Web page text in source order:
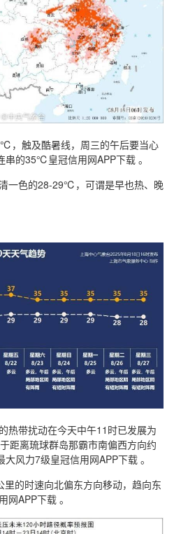
，触及酷暑线，周三的午后要当心
串的35℃皇冠信用网APP下载 。
一色的28-29℃，可谓是早也热、晚
热带扰动在今天中午11时已发展为
距离琉球群岛那霸市南偏西方向约
风力7级皇冠信用网APP下载 。
的时速向北偏东方向移动，趋向东
网APP下载 。